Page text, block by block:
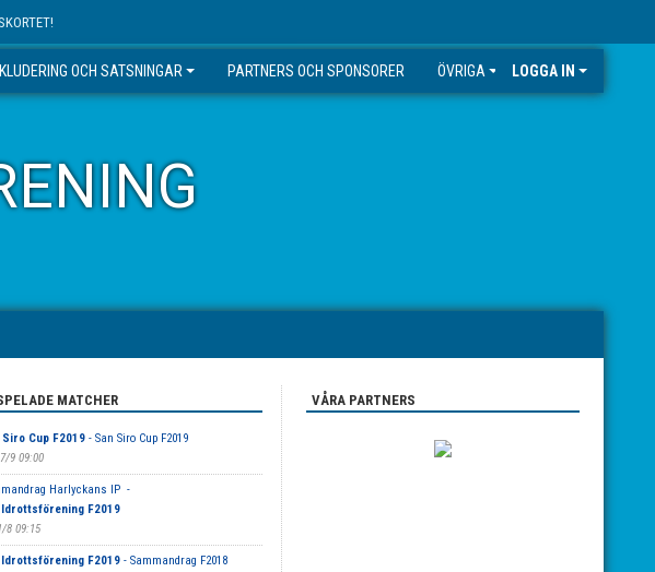
OCH SATSNINGAR PARTNERS OCH SPONSORER ÖVRIGA LOGGA IN
MATCHER
Siro Cup F2019- San Siro Cup F2019
9 09:00
Harlyckans IP -
Idrottsförening F2019
8 09:15
Idrottsförening F2019- Sammandrag F2018
VÅRA PARTNERS